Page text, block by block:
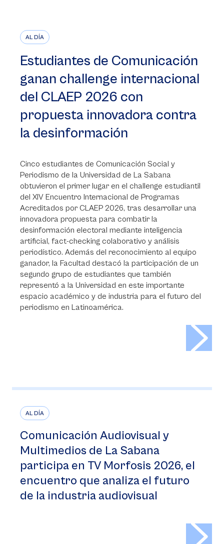
AL DÍA
Estudiantes de Comunicación
ganan challenge internacional
del CLAEP 2026 con
propuesta innovadora contra
la desinformación
Cinco estudiantes de Comunicación Social y
Periodismo de la Universidad de La Sabana
obtuvieron el primer lugar en el challenge estudiantil
del XIV Encuentro Internacional de Programas
Acreditados por CLAEP 2026, tras desarrollar una
innovadora propuesta para combatir la
desinformación electoral mediante inteligencia
artificial, fact-checking colaborativo y análisis
periodístico. Además del reconocimiento al equipo
ganador, la Facultad destacó la participación de un
segundo grupo de estudiantes que también
representó a la Universidad en este importante
espacio académico y de industria para el futuro del
periodismo en Latinoamérica.
AL DÍA
Comunicación Audiovisual y
Multimedios de La Sabana
participa en TV Morfosis 2026, el
encuentro que analiza el futuro
de la industria audiovisual